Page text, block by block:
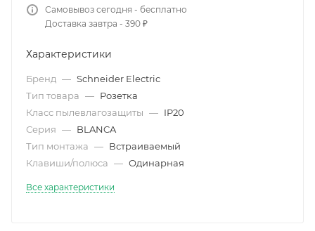
Самовывоз сегодня - бесплатно
Доставка завтра - 390 ₽
Характеристики
Бренд — Schneider Electric
Тип товара — Розетка
Класс пылевлагозащиты — IP20
Серия — BLANCA
Тип монтажа — Встраиваемый
Клавиши/полюса — Одинарная
Все характеристики